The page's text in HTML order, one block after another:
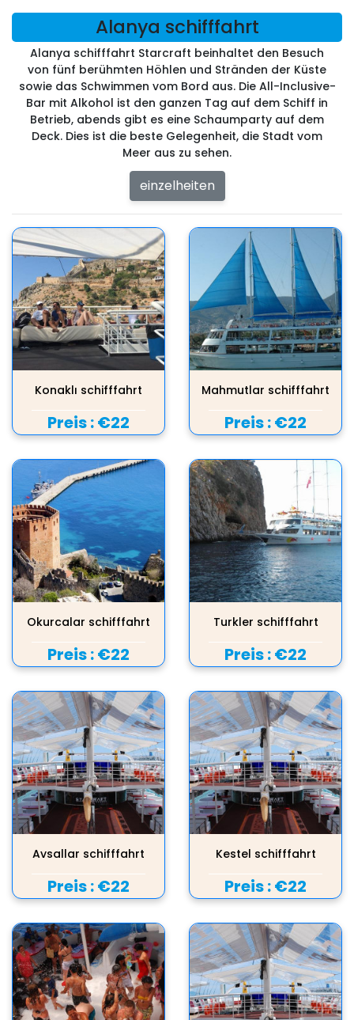
Alanya schifffahrt
Alanya schifffahrt Starcraft beinhaltet den Besuch
von fünf berühmten Höhlen und Stränden der Küste
sowie das Schwimmen vom Bord aus. Die All-Inclusive-
Bar mit Alkohol ist den ganzen Tag auf dem Schiff in
Betrieb, abends gibt es eine Schaumparty auf dem
Deck. Dies ist die beste Gelegenheit, die Stadt vom
Meer aus zu sehen.
einzelheiten
Konaklı schifffahrt
Preis :€22
Mahmutlar schifffahrt
Preis :€22
Okurcalar schifffahrt
Preis :€22
Turkler schifffahrt
Preis :€22
Avsallar schifffahrt
Preis :€22
Kestel schifffahrt
Preis :€22